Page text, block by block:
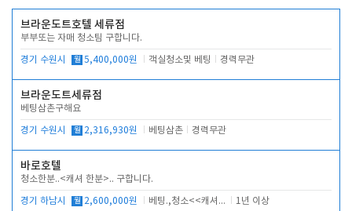
브라운도트호텔 세류점
부부또는 자매 청소팀 구합니다.
경기 수원시 월 5,400,000원 객실청소및 베팅 경력무관
브라운도트세류점
베팅삼촌구해요
경기 수원시 월 2,316,930원 베팅삼촌 경력무관
바로호텔
청소한분..<캐셔 한분>.. 구합니다.
경기 하남시 월 2,600,000원 베팅.,청소<<캐셔 모셔봅니다. 1년 이상